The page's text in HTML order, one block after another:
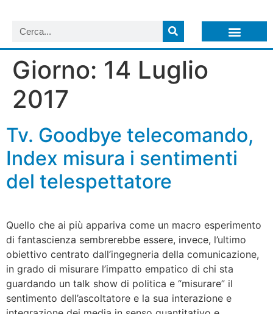
Giorno: 14 Luglio
2017
Tv. Goodbye telecomando,
Index misura i sentimenti
del telespettatore
Quello che ai più appariva come un macro esperimento
di fantascienza sembrerebbe essere, invece, l’ultimo
obiettivo centrato dall’ingegneria della comunicazione,
in grado di misurare l’impatto empatico di chi sta
guardando un talk show di politica e “misurare” il
sentimento dell’ascoltatore e la sua interazione e